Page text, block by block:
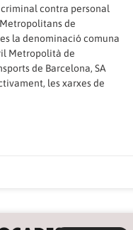
contra personal
de
es la denominació comuna
Metropolità de
de Barcelona, SA
les xarxes de